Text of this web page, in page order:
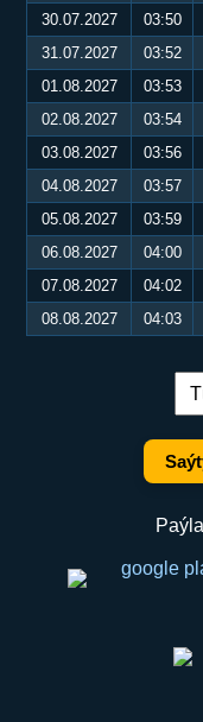
30.07.2027
03:50
31.07.2027
03:52
01.08.2027
03:53
02.08.2027
03:54
03.08.2027
03:56
04.08.2027
03:57
05.08.2027
03:59
06.08.2027
04:00
07.08.2027
04:02
08.08.2027
04:03